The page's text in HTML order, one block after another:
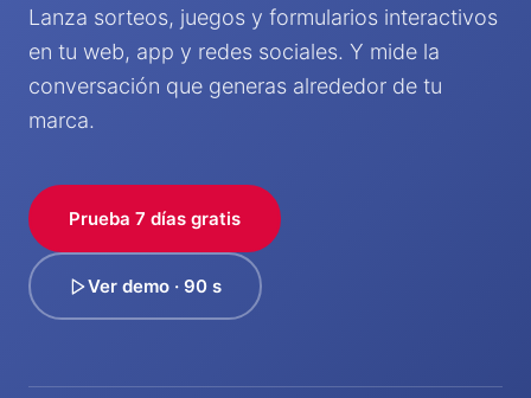
Lanza sorteos, juegos y formularios interactivos
en tu web, app y redes sociales. Y mide la
conversación que generas alrededor de tu
marca.
Prueba 7 días gratis
Ver demo · 90 s